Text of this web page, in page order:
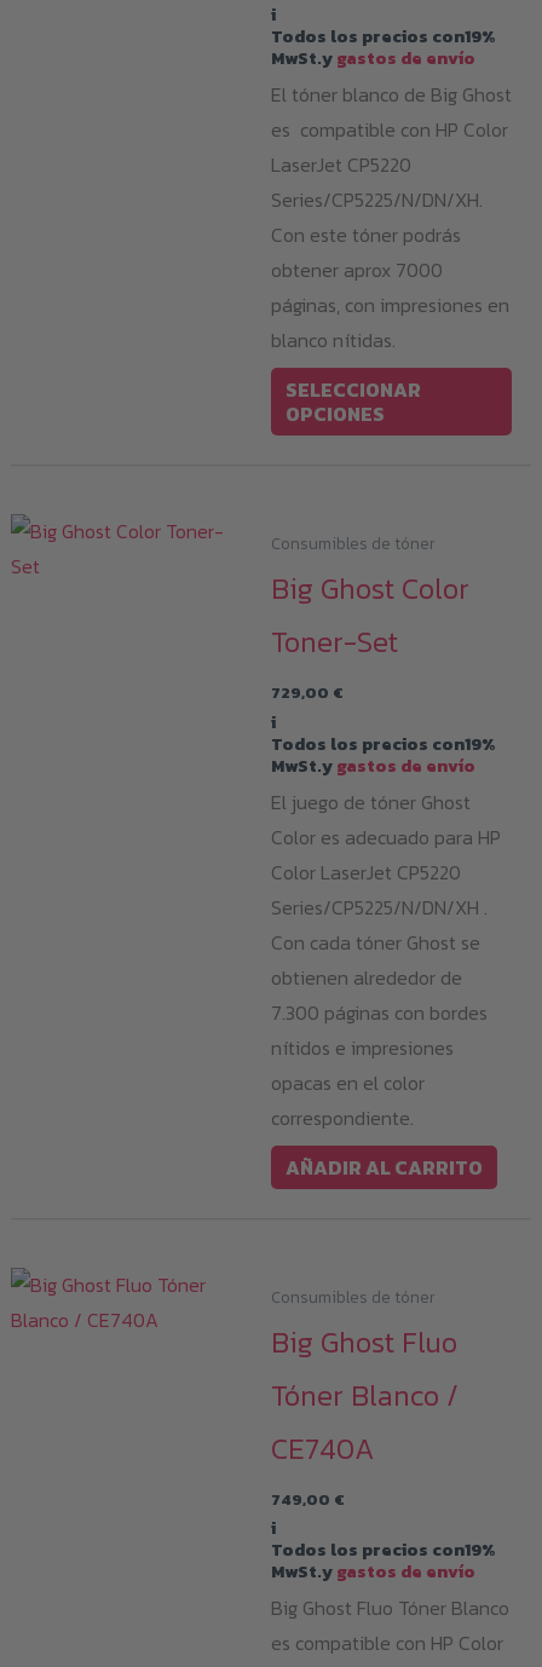
desde
549,00 €
629,00 €
i
Todos los precios con19%
MwSt.ygastos de envío
El tóner blanco de Big Ghost
es compatible con HP Color
LaserJet CP5220
Series/CP5225/N/DN/XH.
Con este tóner podrás
obtener aprox 7000
páginas, con impresiones en
blanco nítidas.
SELECCIONAR
OPCIONES
Consumibles de tóner
Big Ghost Color
Toner-Set
729,00 €
i
Todos los precios con19%
MwSt.ygastos de envío
El juego de tóner Ghost
Color es adecuado para HP
Color LaserJet CP5220
Series/CP5225/N/DN/XH .
Con cada tóner Ghost se
obtienen alrededor de
7.300 páginas con bordes
nítidos e impresiones
opacas en el color
correspondiente.
AÑADIR AL CARRITO
Consumibles de tóner
Big Ghost Fluo
Tóner Blanco /
CE740A
749,00 €
i
Todos los precios con19%
MwSt.ygastos de envío
Big Ghost Fluo Tóner Blanco
es compatible con HP Color